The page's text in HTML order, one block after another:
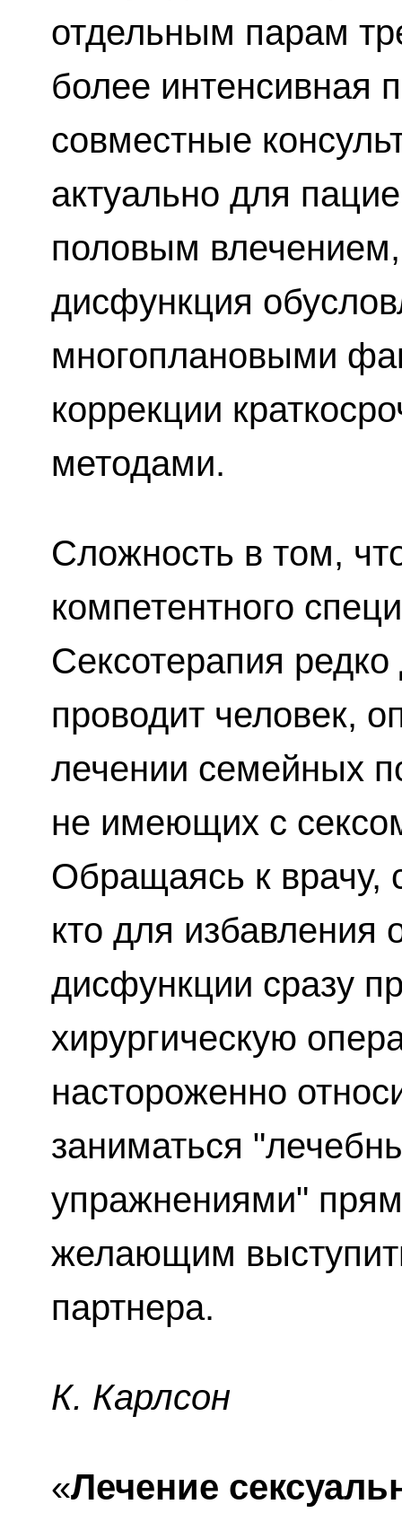
отдельным парам
более интенсивная
совместные
актуально для
половым
дисфункция
многоплановыми
коррекции
методами.
Сложность в том,
компетентного
Сексотерапия
проводит человек,
лечении семейных
не имеющих с
Обращаясь к врачу,
кто для избавления
дисфункции сразу
хирургическую
настороженно
заниматься
упражнениями"
желающим
партнера.
К. Карлсон
«Лечение